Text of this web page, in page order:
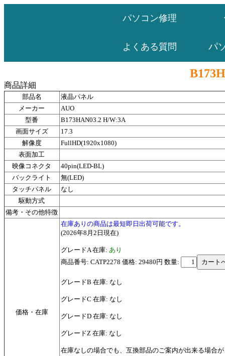
パソコン修理
よくある質問 パ
商品詳細
部品名
液晶パネル
メーカー
AUO
型番
B173HAN03.2 H/W:3A
画面サイズ
17.3
解像度
FullHD(1920x1080)
表面加工
映像コネクタ
40pin(LED-BL)
バックライト
無(LED)
タッチパネル
なし
駆動方式
備考・その他特徴
価格・在庫
在庫ありの商品は最短即日出荷可能です。
(2026年8月2日現在)
グレードA 在庫: あり
商品番号: CATP2278 価格: 29480円 数量:
グレードB 在庫: なし
グレードC 在庫: なし
グレードD 在庫: なし
グレードZ 在庫: なし
在庫なしの場合でも、互換部品のご案内が出来る場合